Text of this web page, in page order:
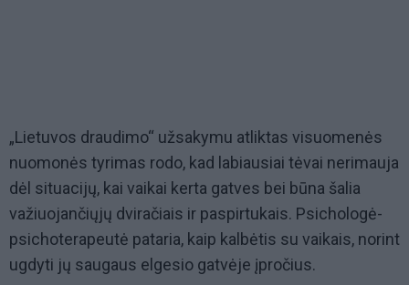
„Lietuvos draudimo“ užsakymu atliktas visuomenės
nuomonės tyrimas rodo, kad labiausiai tėvai nerimauja
dėl situacijų, kai vaikai kerta gatves bei būna šalia
važiuojančiųjų dviračiais ir paspirtukais. Psichologė-
psichoterapeutė pataria, kaip kalbėtis su vaikais, norint
ugdyti jų saugaus elgesio gatvėje įpročius.